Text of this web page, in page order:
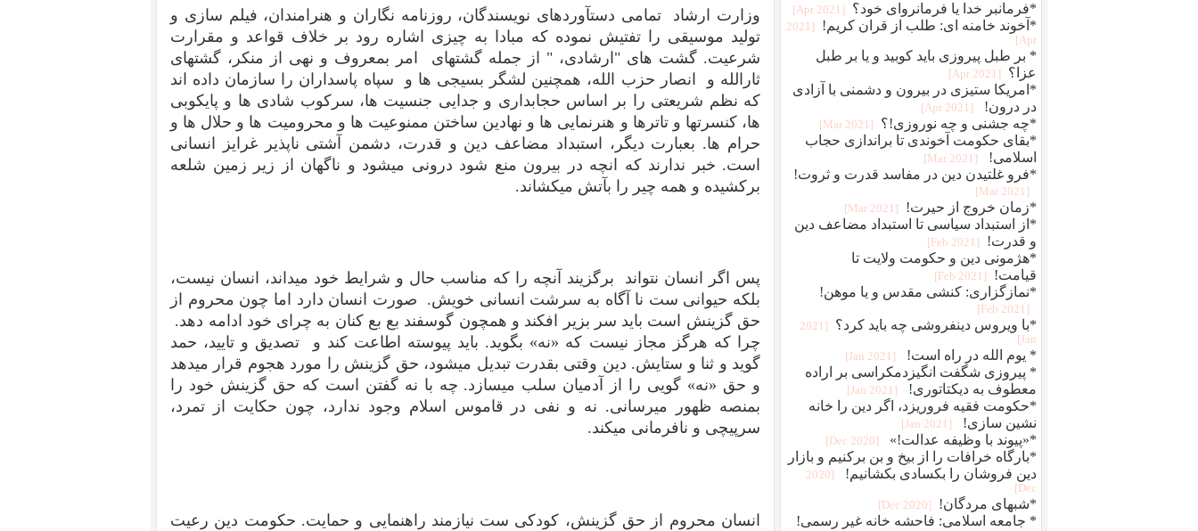
وزارت ارشاد تمامی دستآوردهای نویسندگان، روزنامه نگاران و هنرامندان، فیلم سازی و
تولید موسیقی را تفتیش نموده که مبادا به چیزی اشاره رود بر خلاف قواعد و مقرارت
شرعیت. گشت های "ارشادی، " از جمله گشتهای امر بمعروف و نهی از منکر، گشتهای
ثارالله و انصار حزب الله، همچنین لشگر بسیجی ها و سپاه پاسداران را سازمان داده اند
که نظم شریعتی را بر اساس حجابداری و جدایی جنسیت ها، سرکوب شادی ها و پایکوبی
ها، کنسرتها و تاترها و هنرنمایی ها و نهادین ساختن ممنوعیت ها و محرومیت ها و حلال ها و
حرام ها. بعبارت دیگر، استبداد مضاعف دین و قدرت، دشمن آشتی ناپذیر غرایز انسانی
است. خبر ندارند که انچه در بیرون منع شود درونی میشود و ناگهان از زیر زمین شلعه
برکشیده و همه چیر را بآتش میکشاند.
پس اگر انسان نتواند برگزیند آنچه را که مناسب حال و شرایط خود میداند، انسان نیست،
بلکه حیوانی ست نا آگاه به سرشت انسانی خویش. صورت انسان دارد اما چون محروم از
حق گزینش است باید سر بزیر افکند و همچون گوسفند بع بع کنان به چرای خود ادامه دهد.
چرا که هرگز مجاز نیست که «نه» بگوید. باید پیوسته اطاعت کند و تصدیق و تایید، حمد
گوید و ثنا و ستایش. دین وقتی بقدرت تبدیل میشود، حق گزینش را مورد هجوم قرار میدهد
و حق «نه» گویی را از آدمیان سلب میسازد. چه با نه گفتن است که حق گزینش خود را
بمنصه ظهور میرسانی. نه و نفی در قاموس اسلام وجود ندارد، چون حکایت از تمرد،
سرپیچی و نافرمانی میکند.
انسان محروم از حق گزینش، کودکی ست نیازمند راهنمایی و حمایت. حکومت دین رعیت
*فرمانبر خدا یا فرمانروای خود؟ [2021 Apr]
*آخوند خامنه ای: طلب از قران کریم!
[2021
Apr]
* بر طبل پیروزی باید کوبید و یا بر طبل
عزا؟
[2021 Apr]
*امریکا ستیزی در بیرون و دشمنی با آزادی
در درون!
[2021 Apr]
*چه جشنی و چه نوروزی!؟ [2021 Mar]
*بقای حکومت آخوندی تا براندازی حجاب
اسلامی!
[2021 Mar]
*فرو غلتیدن دین در مفاسد قدرت و ثروت!
[2021 Mar]
*زمان خروج از حیرت! [2021 Mar]
*از استبداد سیاسی تا استبداد مضاعف دین
و قدرت!
[2021 Feb]
*هژمونی دین و حکومت ولایت تا
قیامت!
[2021 Feb]
*نمازگزاری: کنشی مقدس و یا موهن!
[2021 Feb]
*با ویروس دینفروشی چه باید کرد؟
[2021
Jan]
* یوم الله در راه است! [2021 Jan]
* پیروزی شگفت انگیزدمکراسی بر اراده
معطوف به دیکتاتوری!
[2021 Jan]
*حکومت فقیه فروریزد، اگر دین را خانه
نشین سازی!
[2021 Jan]
*«پیوند با وظیفه عدالت!» [2020 Dec]
*بارگاه خرافات را از بیخ و بن برکنیم و بازار
دین فروشان را بکسادی بکشانیم!
[2020
Dec]
*شبهای مردگان! [2020 Dec]
* جامعه اسلامی: فاحشه خانه غیر رسمی!